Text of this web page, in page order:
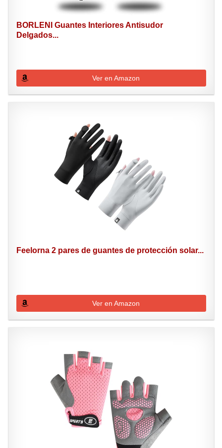
BORLENI Guantes Interiores Antisudor
Delgados...
Ver en Amazon
Feelorna 2 pares de guantes de protección solar...
Ver en Amazon